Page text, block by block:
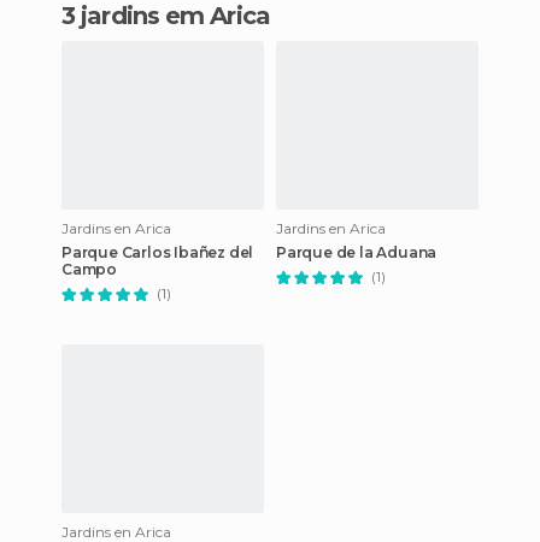
3 jardins em Arica
Jardins en Arica
Parque Carlos Ibañez del
Campo
(1)
Jardins en Arica
Parque de la Aduana
(1)
Jardins en Arica